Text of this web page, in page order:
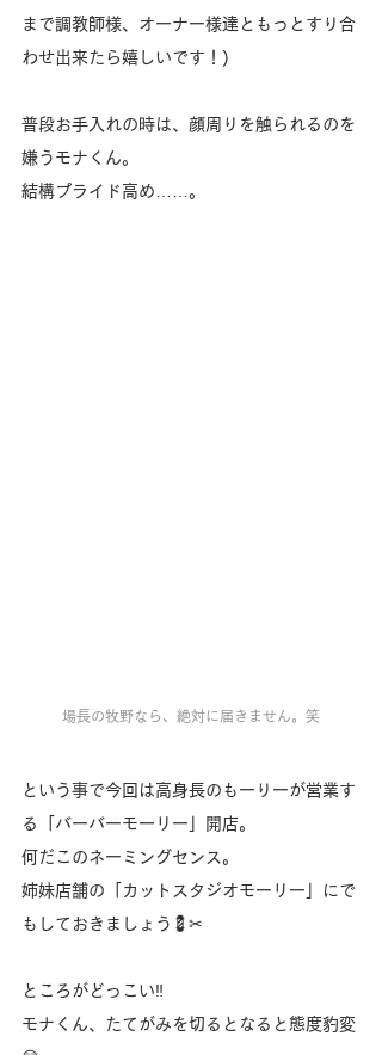
まで調教師様、オーナー様達ともっとすり合
わせ出来たら嬉しいです！)
普段お手入れの時は、顔周りを触られるのを
嫌うモナくん。
結構プライド高め……。
場長の牧野なら、絶対に届きません。笑
という事で今回は高身長のもーりーが営業す
る「バーバーモーリー」開店。
何だこのネーミングセンス。
姉妹店舗の「カットスタジオモーリー」にで
もしておきましょう💈✂
ところがどっこい‼️
モナくん、たてがみを切るとなると態度豹変